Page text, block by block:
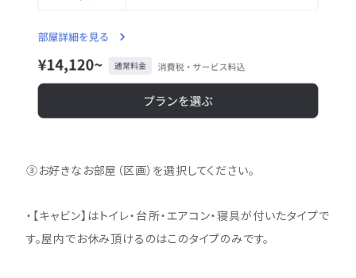
③お好きなお部屋（区画）を選択してください。
・【キャビン】はトイレ・台所・エアコン・寝具が付いたタイプで
す。屋内でお休み頂けるのはこのタイプのみです。